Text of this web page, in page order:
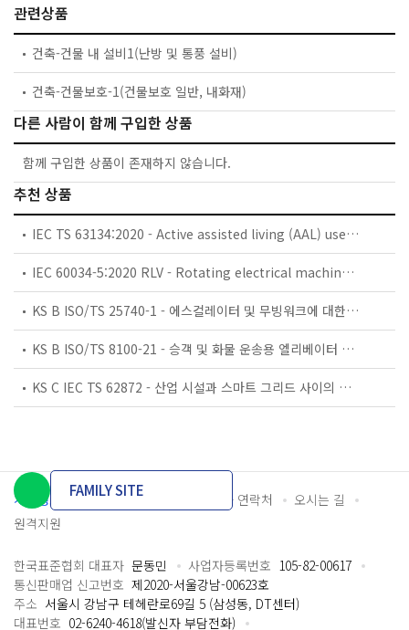
관련상품
건축-건물 내 설비1(난방 및 통풍 설비)
건축-건물보호-1(건물보호 일반, 내화재)
다른 사람이 함께 구입한 상품
함께 구입한 상품이 존재하지 않습니다.
추천 상품
IEC TS 63134:2020 - Active assisted living (AAL) use cases
IEC 60034-5:2020 RLV - Rotating electrical machines - Part 5: Degrees of protection provided by the integral design of rotating electrical machines (IP code) - Classification
KS B ISO/TS 25740-1 - 에스컬레이터 및 무빙워크에 대한 안전요건 — 제1부: 세계공통 필수 안전요건(GESRs)
KS B ISO/TS 8100-21 - 승객 및 화물 운송용 엘리베이터 —제21부: 세계공통 필수안전요건(GESRs)을 충족하는 세계공통 안전 파라미터(GSPs)
KS C IEC TS 62872 - 산업 시설과 스마트 그리드 사이의 산업 공정 측정, 제어 및 자동화 시스템 인터페이스
개인정보처리방침 이용약관 담당자 연락처
오시는 길
원격지원
FAMILY SITE
한국표준협회 대표자 문동민 사업자등록번호 105-82-00617
통신판매업 신고번호 제2020-서울강남-00623호
주소 서울시 강남구 테헤란로69길 5 (삼성동, DT센터)
대표번호 02-6240-4618(발신자 부담전화)